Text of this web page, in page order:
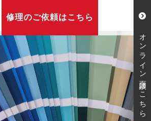
修理のご依頼はこちら
オンライン面談はこちら